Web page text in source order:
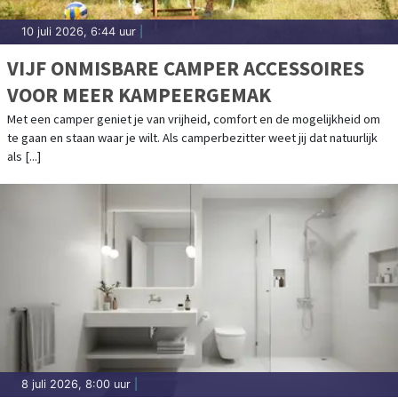
10 juli 2026, 6:44 uur
VIJF ONMISBARE CAMPER ACCESSOIRES
VOOR MEER KAMPEERGEMAK
Met een camper geniet je van vrijheid, comfort en de mogelijkheid om
te gaan en staan waar je wilt. Als camperbezitter weet jij dat natuurlijk
als [...]
8 juli 2026, 8:00 uur